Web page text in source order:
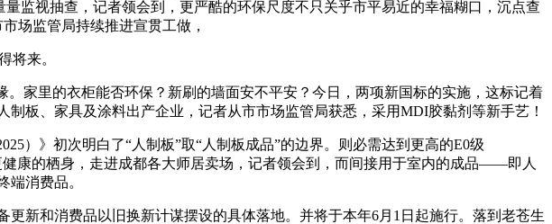
监视抽查，记者领会到，更严酷的环保尺度不只关乎市平易近的幸福糊口，沉点查
场监管局持续推进宣贯工做，
将来。
家里的衣柜能否环保？新刷的墙面安不平安？今日，两项新国标的实施，这标记着
板、家具及涂料出产企业，记者从市市场监管局获悉，采用MDI胶黏剂等新手艺！
》初次明白了“人制板”取“人制板成品”的边界。则必需达到更高的E0级
健康的栖身，走进成都各大师居卖场，记者领会到，而间接用于室内的成品——即人
消费品。
和消费品以旧换新计谋摆设的具体落地。并将于本年6月1日起施行。落到老苍生